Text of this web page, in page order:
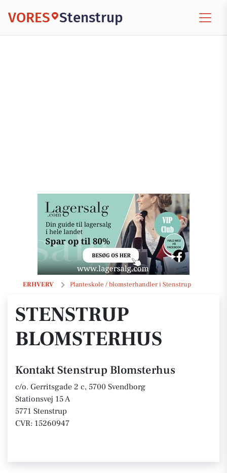
VORES Stenstrup
ERHVERV Planteskole / blomsterhandler i Stenstrup
Stenstrup Blomsterhus
STENSTRUP
BLOMSTERHUS
Kontakt Stenstrup Blomsterhus
c/o. Gerritsgade 2 c, 5700 Svendborg
Stationsvej 15 A
5771 Stenstrup
CVR: 15260947